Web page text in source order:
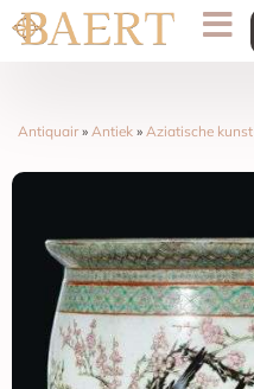
Antiquair» Antiek » Aziatische kunst